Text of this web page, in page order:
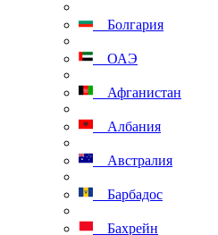
Болгария
ОАЭ
Афганистан
Албания
Австралия
Барбадос
Бахрейн